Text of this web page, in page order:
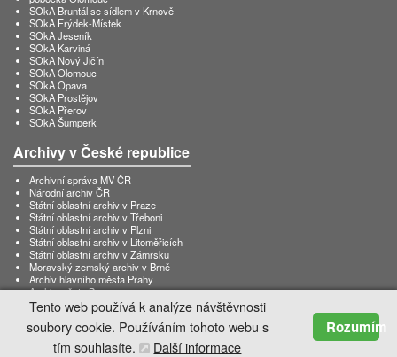
SOkA Bruntál se sídlem v Krnově
SOkA Frýdek-Místek
SOkA Jeseník
SOkA Karviná
SOkA Nový Jičín
SOkA Olomouc
SOkA Opava
SOkA Prostějov
SOkA Přerov
SOkA Šumperk
Archivy v České republice
Archivní správa MV ČR
Národní archiv ČR
Státní oblastní archiv v Praze
Státní oblastní archiv v Třeboni
Státní oblastní archiv v Plzni
Státní oblastní archiv v Litoměřicích
Státní oblastní archiv v Zámrsku
Moravský zemský archiv v Brně
Archiv hlavního města Prahy
Archiv města Brna
Archiv města Ostravy
Vojenský ústřední archiv
© 2021 | Zemský archiv v Opavě |Administrátor webu
Tento web používá k analýze návštěvnosti
soubory cookie. Používáním tohoto webu s
tím souhlasíte.
Další informace
Rozumím